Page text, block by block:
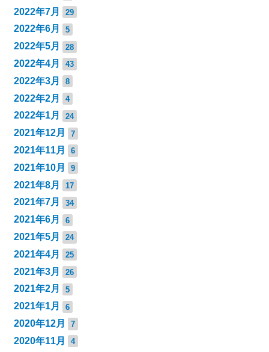
2022年7月 29
2022年6月 5
2022年5月 28
2022年4月 43
2022年3月 8
2022年2月 4
2022年1月 24
2021年12月 7
2021年11月 6
2021年10月 9
2021年8月 17
2021年7月 34
2021年6月 6
2021年5月 24
2021年4月 25
2021年3月 26
2021年2月 5
2021年1月 6
2020年12月 7
2020年11月 4